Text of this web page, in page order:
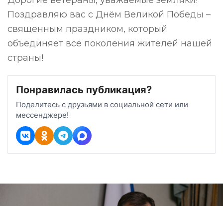
Поздравляю вас с Днём Великой Победы –
священным праздником, который
объединяет все поколения жителей нашей
страны!
Понравилась публикация?
Поделитесь с друзьями в социальной сети или
мессенджере!